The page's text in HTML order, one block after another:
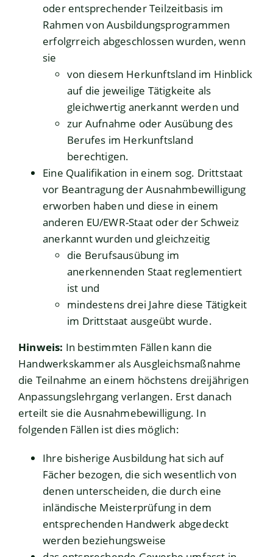
oder entsprechender Teilzeitbasis im
Rahmen von Ausbildungsprogrammen
erfolgrreich abgeschlossen wurden, wenn
sie
von diesem Herkunftsland im Hinblick
auf die jeweilige Tätigkeite als
gleichwertig anerkannt werden und
zur Aufnahme oder Ausübung des
Berufes im Herkunftsland
berechtigen.
Eine Qualifikation in einem sog. Drittstaat
vor Beantragung der Ausnahmbewilligung
erworben haben und diese in einem
anderen EU/EWR-Staat oder der Schweiz
anerkannt wurden und gleichzeitig
die Berufsausübung im
anerkennenden Staat reglementiert
ist und
mindestens drei Jahre diese Tätigkeit
im Drittstaat ausgeübt wurde.
Hinweis: In bestimmten Fällen kann die
Handwerkskammer als Ausgleichsmaßnahme
die Teilnahme an einem höchstens dreijährigen
Anpassungslehrgang verlangen. Erst danach
erteilt sie die Ausnahmebewilligung. In
folgenden Fällen ist dies möglich:
Ihre bisherige Ausbildung hat sich auf
Fächer bezogen, die sich wesentlich von
denen unterscheiden, die durch eine
inländische Meisterprüfung in dem
entsprechenden Handwerk abgedeckt
werden beziehungsweise